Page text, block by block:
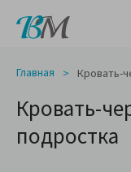
Главная Кровать-
Кровать-
подростка